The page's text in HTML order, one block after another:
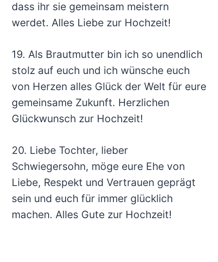
dass ihr sie gemeinsam meistern
werdet. Alles Liebe zur Hochzeit!
19. Als Brautmutter bin ich so unendlich
stolz auf euch und ich wünsche euch
von Herzen alles Glück der Welt für eure
gemeinsame Zukunft. Herzlichen
Glückwunsch zur Hochzeit!
20. Liebe Tochter, lieber
Schwiegersohn, möge eure Ehe von
Liebe, Respekt und Vertrauen geprägt
sein und euch für immer glücklich
machen. Alles Gute zur Hochzeit!